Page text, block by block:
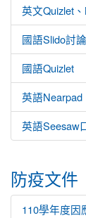
英文Quizlet
國語Slido討論
國語Quizlet
英語Nearpad
英語Seesaw
防疫文件
110學年度因